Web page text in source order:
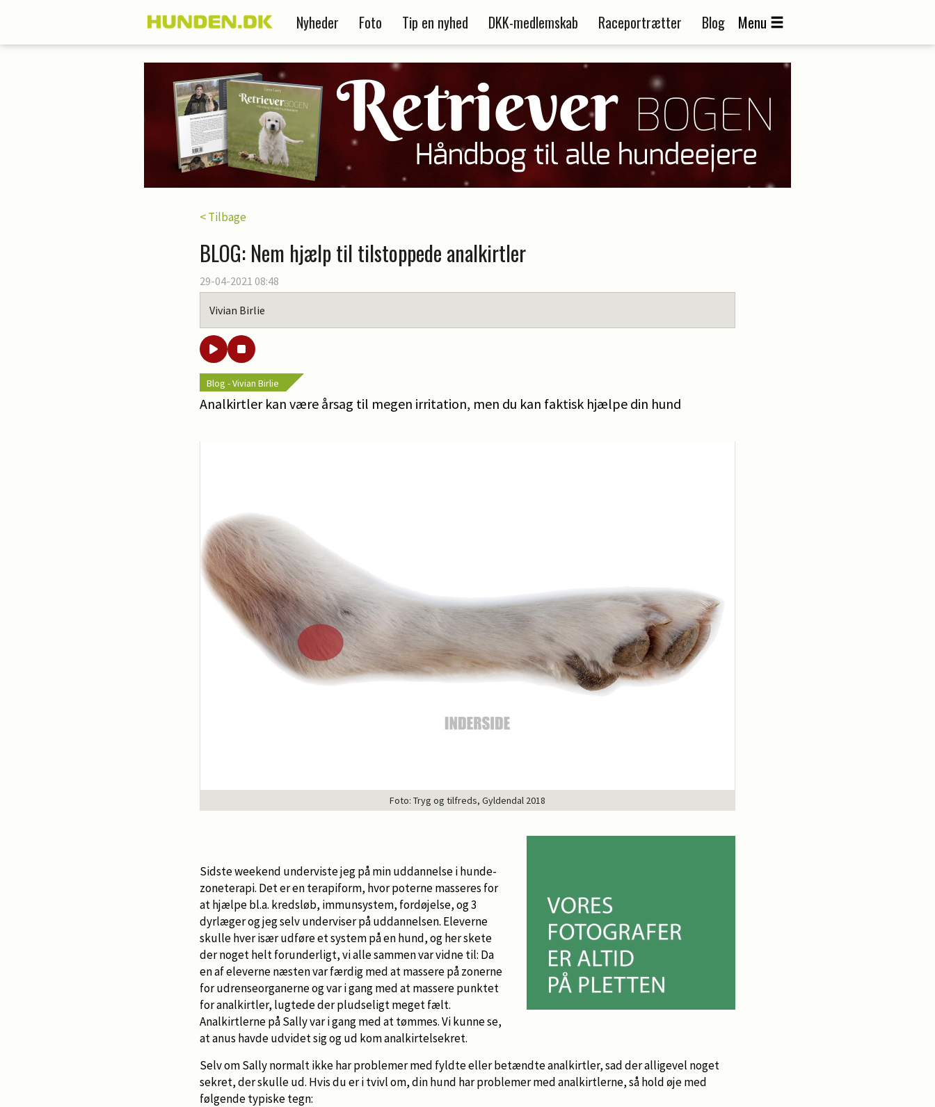
Nyheder Foto Tip en nyhed DKK-medlemskab Raceportrætter Blog Menu
< Tilbage
BLOG: Nem hjælp til tilstoppede analkirtler
29-04-2021 08:48
Vivian Birlie
Blog - Vivian Birlie
Analkirtler kan være årsag til megen irritation, men du kan faktisk hjælpe din hund
Foto: Tryg og tilfreds, Gyldendal 2018
Sidste weekend underviste jeg på min uddannelse i hunde-
zoneterapi. Det er en terapiform, hvor poterne masseres for
at hjælpe bl.a. kredsløb, immunsystem, fordøjelse, og 3
dyrlæger og jeg selv underviser på uddannelsen. Eleverne
skulle hver især udføre et system på en hund, og her skete
der noget helt forunderligt, vi alle sammen var vidne til: Da
en af eleverne næsten var færdig med at massere på zonerne
for udrenseorganerne og var i gang med at massere punktet
for analkirtler, lugtede der pludseligt meget fælt.
Analkirtlerne på Sally var i gang med at tømmes. Vi kunne se,
at anus havde udvidet sig og ud kom analkirtelsekret.
Selv om Sally normalt ikke har problemer med fyldte eller betændte analkirtler, sad der alligevel noget
sekret, der skulle ud. Hvis du er i tvivl om, din hund har problemer med analkirtlerne, så hold øje med
følgende typiske tegn: